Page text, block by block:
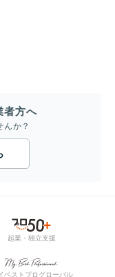
者方へ
んか？
起業・独立支援
ベストプログローバル